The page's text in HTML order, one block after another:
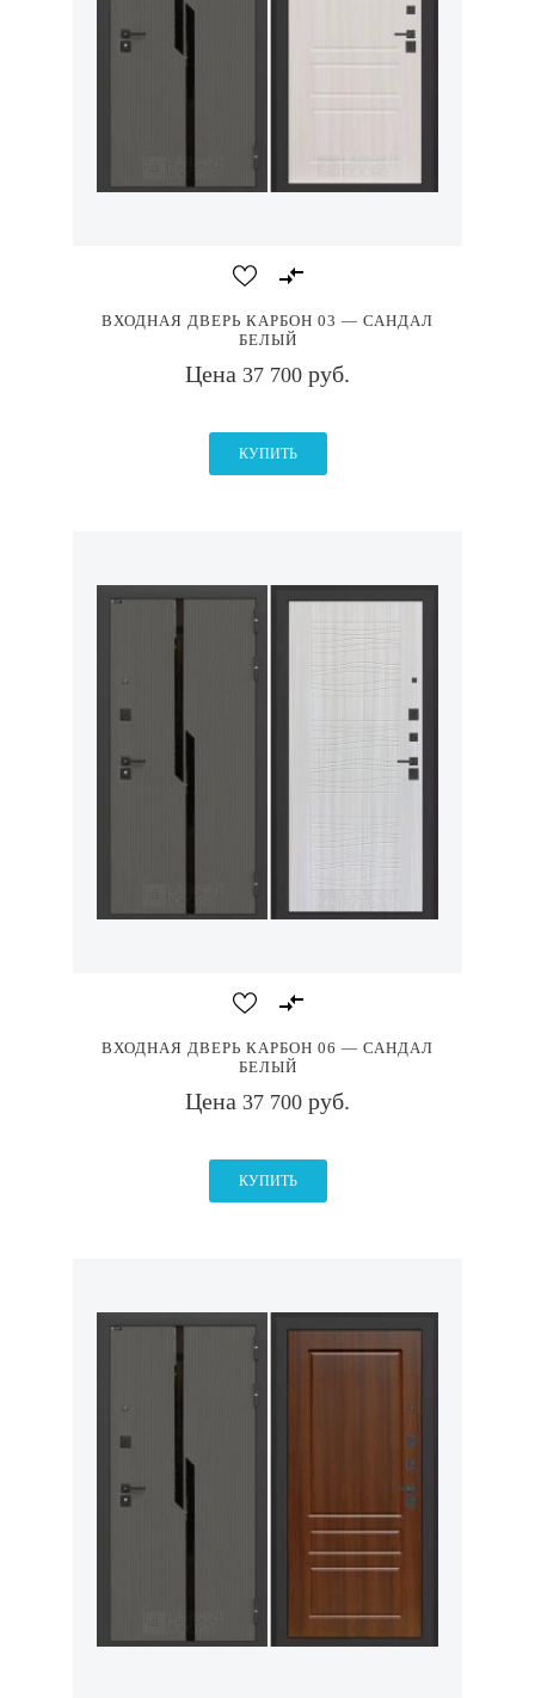
ВХОДНАЯ ДВЕРЬ КАРБОН 03 — САНДАЛ
БЕЛЫЙ
Цена 37 700 руб.
КУПИТЬ
ВХОДНАЯ ДВЕРЬ КАРБОН 06 — САНДАЛ
БЕЛЫЙ
Цена 37 700 руб.
КУПИТЬ